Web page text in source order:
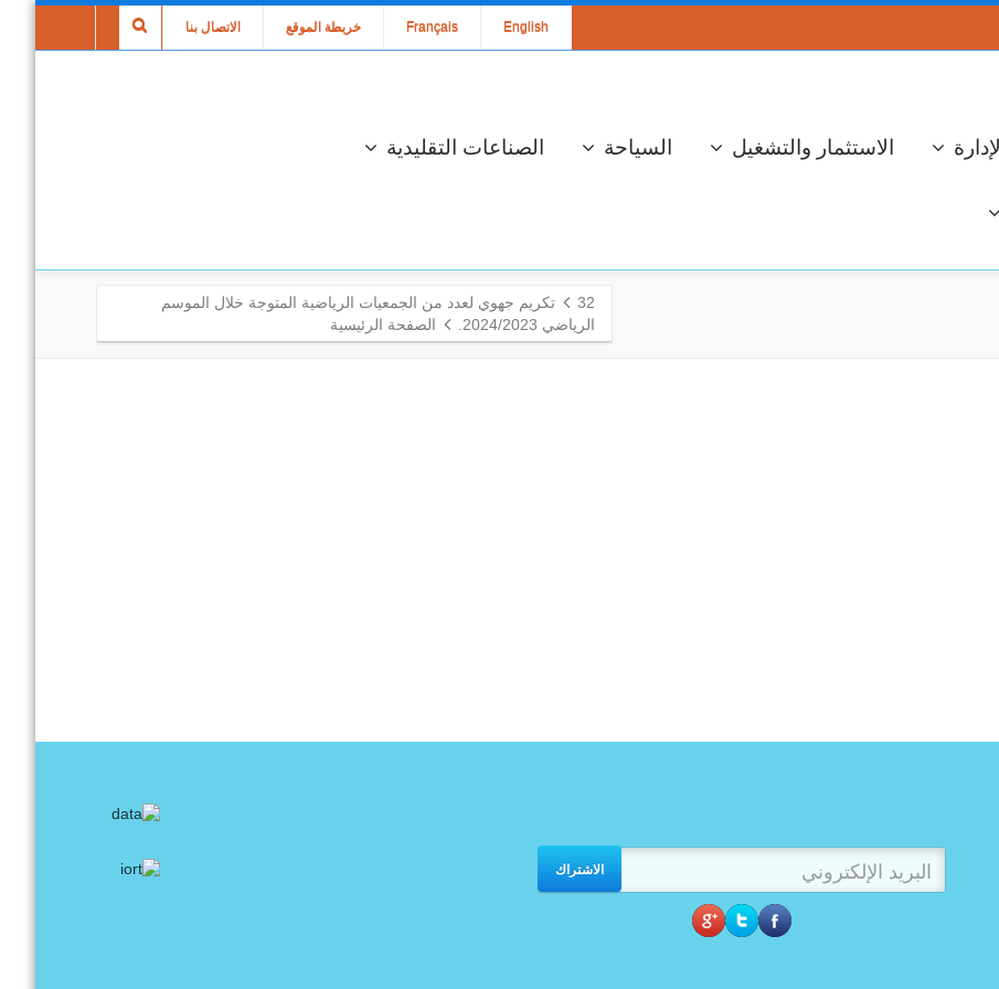
الاتصال بنا خريطة الموقع Français English
الإدارة الاستثمار والتشغيل السياحة الصناعات التقليدية
32
تكريم جهوي لعدد من الجمعيات الرياضية المتوجة خلال الموسم
الرياضي 2024/2023.
الصفحة الرئيسية
الاشتراك